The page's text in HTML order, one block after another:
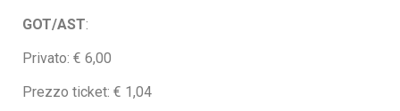
GOT/AST:
Privato: € 6,00
Prezzo ticket: € 1,04